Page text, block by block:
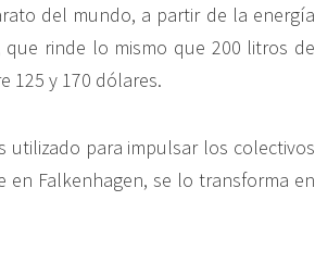
del mundo, a partir de la energía
rinde lo mismo que 200 litros de
125 y 170 dólares.
para impulsar los colectivos
en Falkenhagen, se lo transforma en